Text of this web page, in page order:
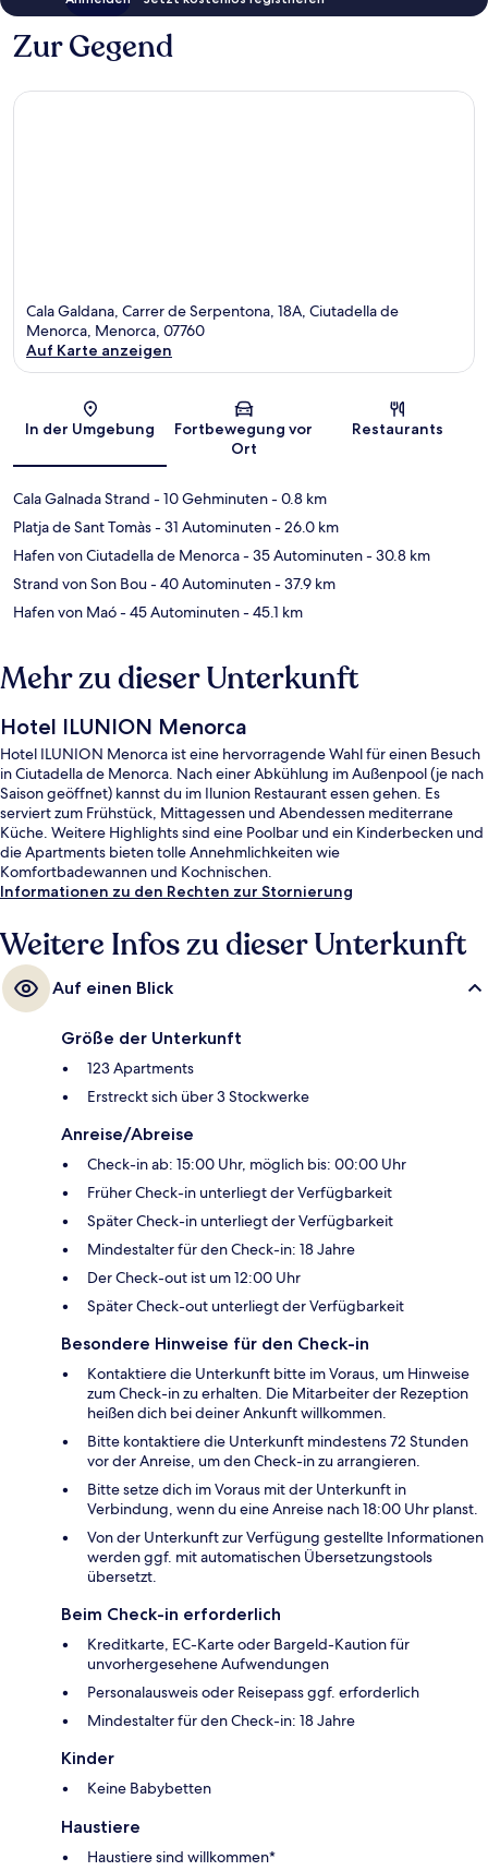
Zur Gegend
Cala Galdana, Carrer de Serpentona, 18A, Ciutadella de
Menorca, Menorca, 07760
Auf Karte anzeigen
In der Umgebung
Fortbewegung vor
Ort
Restaurants
Cala Galnada Strand - 10 Gehminuten- 0.8 km
Platja de Sant Tomàs- 31 Autominuten- 26.0 km
Hafen von Ciutadella de Menorca- 35 Autominuten- 30.8 km
Strand von Son Bou- 40 Autominuten- 37.9 km
Hafen von Maó- 45 Autominuten- 45.1 km
Mehr zu dieser Unterkunft
Hotel ILUNION Menorca
Hotel ILUNION Menorca ist eine hervorragende Wahl für einen Besuch
in Ciutadella de Menorca. Nach einer Abkühlung im Außenpool (je nach
Saison geöffnet) kannst du im Ilunion Restaurant essen gehen. Es
serviert zum Frühstück, Mittagessen und Abendessen mediterrane
Küche. Weitere Highlights sind eine Poolbar und ein Kinderbecken und
die Apartments bieten tolle Annehmlichkeiten wie
Komfortbadewannen und Kochnischen.
Informationen zu den Rechten zur Stornierung
Weitere Infos zu dieser Unterkunft
Auf einen Blick
Größe der Unterkunft
123 Apartments
Erstreckt sich über 3 Stockwerke
Anreise/Abreise
Check-in ab: 15:00 Uhr, möglich bis: 00:00 Uhr
Früher Check-in unterliegt der Verfügbarkeit
Später Check-in unterliegt der Verfügbarkeit
Mindestalter für den Check-in: 18 Jahre
Der Check-out ist um 12:00 Uhr
Später Check-out unterliegt der Verfügbarkeit
Besondere Hinweise für den Check-in
Kontaktiere die Unterkunft bitte im Voraus, um Hinweise
zum Check-in zu erhalten. Die Mitarbeiter der Rezeption
heißen dich bei deiner Ankunft willkommen.
Bitte kontaktiere die Unterkunft mindestens 72 Stunden
vor der Anreise, um den Check-in zu arrangieren.
Bitte setze dich im Voraus mit der Unterkunft in
Verbindung, wenn du eine Anreise nach 18:00 Uhr planst.
Von der Unterkunft zur Verfügung gestellte Informationen
werden ggf. mit automatischen Übersetzungstools
übersetzt.
Beim Check-in erforderlich
Kreditkarte, EC-Karte oder Bargeld-Kaution für
unvorhergesehene Aufwendungen
Personalausweis oder Reisepass ggf. erforderlich
Mindestalter für den Check-in: 18 Jahre
Kinder
Keine Babybetten
Haustiere
Haustiere sind willkommen*